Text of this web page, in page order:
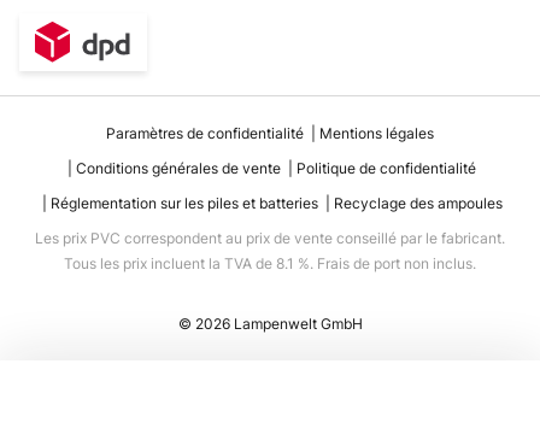
Paramètres de confidentialité
Mentions légales
Conditions générales de vente
Politique de confidentialité
Réglementation sur les piles et batteries
Recyclage des ampoules
Les prix PVC correspondent au prix de vente conseillé par le fabricant.
Tous les prix incluent la TVA de 8.1 %. Frais de port non inclus.
© 2026 Lampenwelt GmbH